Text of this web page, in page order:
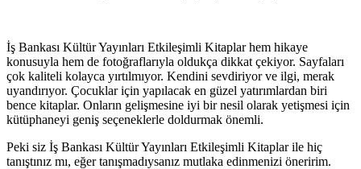
İş Bankası Kültür Yayınları Etkileşimli Kitaplar hem hikaye
konusuyla hem de fotoğraflarıyla oldukça dikkat çekiyor. Sayfaları
çok kaliteli kolayca yırtılmıyor. Kendini sevdiriyor ve ilgi, merak
uyandırıyor. Çocuklar için yapılacak en güzel yatırımlardan biri
bence kitaplar. Onların gelişmesine iyi bir nesil olarak yetişmesi için
kütüphaneyi geniş seçeneklerle doldurmak önemli.
Peki siz İş Bankası Kültür Yayınları Etkileşimli Kitaplar ile hiç
tanıştınız mı, eğer tanışmadıysanız mutlaka edinmenizi öneririm.